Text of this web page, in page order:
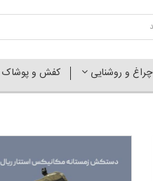
چراغ و روشنایی کفش و پوشاک